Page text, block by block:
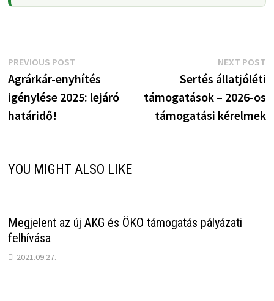
Bejegyzés
navigáció
PREVIOUS POSTPrevious
post:
Agrárkár-enyhítés
igénylése 2025: lejáró
határidő!
NEXT POST
Sertés állatjóléti
támogatások – 2026-os
támogatási kérelmek
YOU MIGHT ALSO LIKE
Megjelent az új AKG és ÖKO támogatás pályázati
felhívása
2021.09.27.